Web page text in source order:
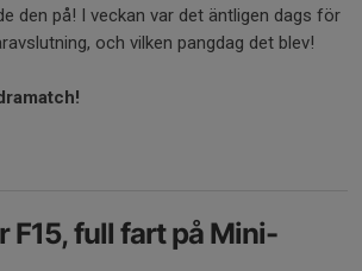
den på! I veckan var det äntligen dags för
och vilken pangdag det blev!
F15, full fart på Mini-